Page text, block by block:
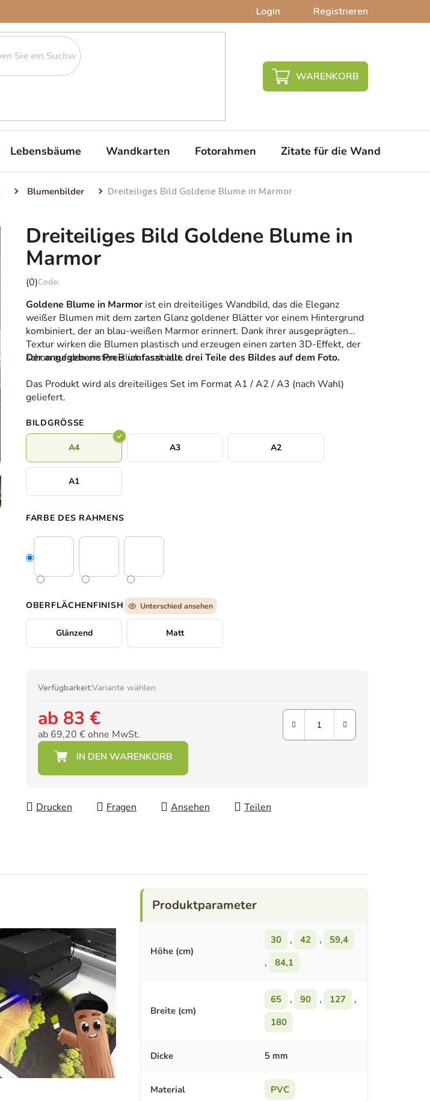
Login Registrieren
WARENKORB
Lebensbäume Wandkarten Fotorahmen Zitate für die Wand
Blumenbilder Dreiteiliges Bild Goldene Blume in Marmor
Dreiteiliges Bild Goldene Blume in
Marmor
Die
Produktbewertung
ist
0,0
von
5
(0)
Goldene Blume in Marmor ist ein dreiteiliges Wandbild, das die Eleganz
weißer Blumen mit dem zarten Glanz goldener Blätter vor einem Hintergrund
kombiniert, der an blau-weißen Marmor erinnert. Dank ihrer ausgeprägten
Textur wirken die Blumen plastisch und erzeugen einen zarten 3D-Effekt, der
schon auf den ersten Blick fasziniert.
Der angegebene Preis umfasst alle drei Teile des Bildes auf dem Foto.
Das Produkt wird als dreiteiliges Set im Format A1 / A2 / A3 (nach Wahl)
geliefert.
BILDGRÖSSE
A4 A3 A2
A1
FARBE DES RAHMENS
OBERFLÄCHENFINISH Unterschied ansehen
Glänzend Matt
Verfügbarkeit:Variante wählen
ab 83 €
ab 69,20 €ohne MwSt.
Verkaufspreis:
Drucken Fragen Ansehen Teilen
Höhe (cm)
30 , 42 ,
59,4
,
84,1
Breite (cm)
65 , 90 , 127
,
180
Dicke 5 mm
Material PVC